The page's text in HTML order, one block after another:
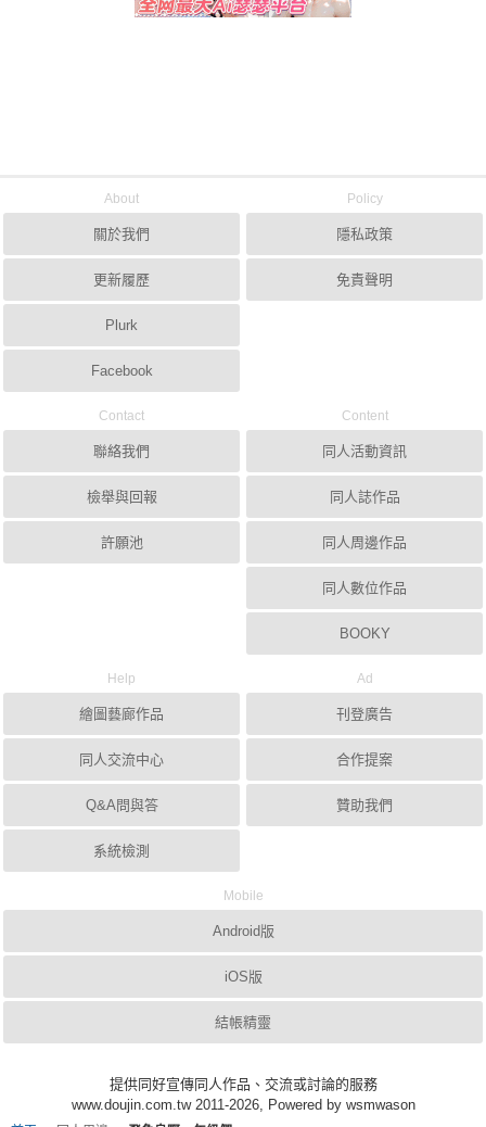
About
關於我們
更新履歷
Plurk
Facebook
Policy
隱私政策
免責聲明
Contact
聯絡我們
檢舉與回報
許願池
Content
同人活動資訊
同人誌作品
同人周邊作品
同人數位作品
BOOKY
Help
繪圖藝廊作品
同人交流中心
Q&A問與答
系統檢測
Ad
刊登廣告
合作提案
贊助我們
Mobile
Android版
iOS版
結帳精靈
提供同好宣傳同人作品、交流或討論的服務
www.doujin.com.tw 2011-2026, Powered by wsmwason